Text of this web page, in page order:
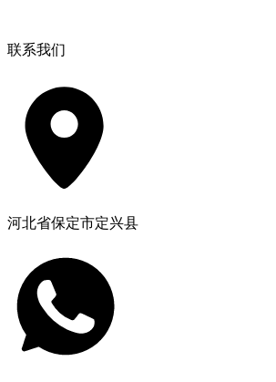
联系我们
河北省保定市定兴县